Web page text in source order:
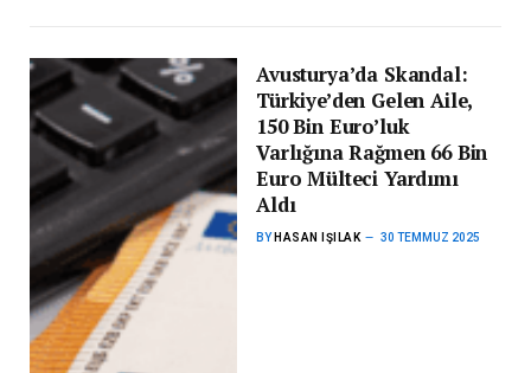
Avusturya’da Skandal:
Türkiye’den Gelen Aile,
150 Bin Euro’luk
Varlığına Rağmen 66 Bin
Euro Mülteci Yardımı
Aldı
BY HASAN IŞILAK 30 TEMMUZ 2025